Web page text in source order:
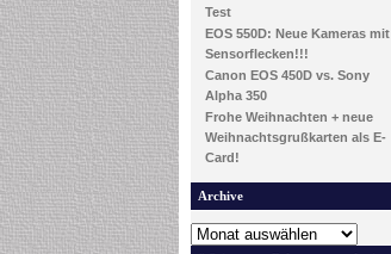
Test
EOS 550D: Neue Kameras mit
Sensorflecken!!!
Canon EOS 450D vs. Sony
Alpha 350
Frohe Weihnachten + neue
Weihnachtsgrußkarten als E-
Card!
Archive